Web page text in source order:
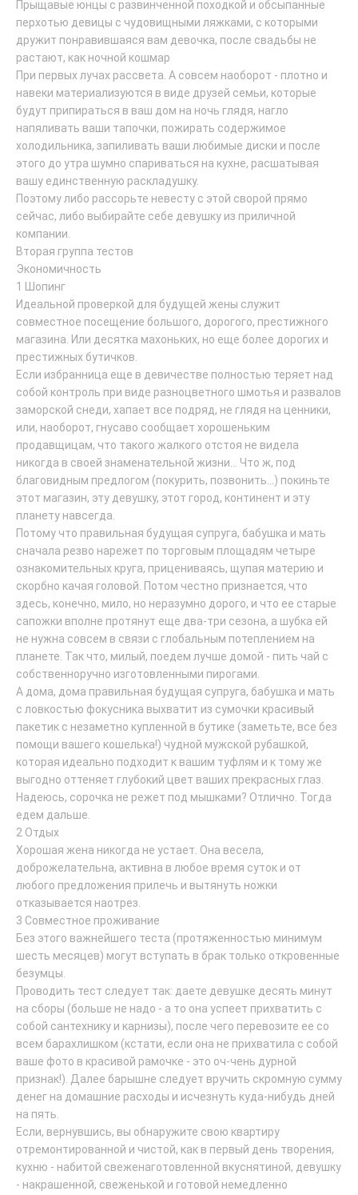
Прыщавые юнцы с развинченной походкой и обсыпанные
перхотью девицы с чудовищными ляжками, с которыми
дружит понравившаяся вам девочка, после свадьбы не
растают, как ночной кошмар
При первых лучах рассвета. А совсем наоборот - плотно и
навеки материализуются в виде друзей семьи, которые
будут припираться в ваш дом на ночь глядя, нагло
напяливать ваши тапочки, пожирать содержимое
холодильника, запиливать ваши любимые диски и после
этого до утра шумно спариваться на кухне, расшатывая
вашу единственную раскладушку.
Поэтому либо рассорьте невесту с этой сворой прямо
сейчас, либо выбирайте себе девушку из приличной
компании.
Вторая группа тестов
Экономичность
1 Шопинг
Идеальной проверкой для будущей жены служит
совместное посещение большого, дорогого, престижного
магазина. Или десятка махоньких, но еще более дорогих и
престижных бутичков.
Если избранница еще в девичестве полностью теряет над
собой контроль при виде разноцветного шмотья и развалов
заморской снеди, хапает все подряд, не глядя на ценники,
или, наоборот, гнусаво сообщает хорошеньким
продавщицам, что такого жалкого отстоя не видела
никогда в своей знаменательной жизни... Что ж, под
благовидным предлогом (покурить, позвонить...) покиньте
этот магазин, эту девушку, этот город, континент и эту
планету навсегда.
Потому что правильная будущая супруга, бабушка и мать
сначала резво нарежет по торговым площадям четыре
ознакомительных круга, прицениваясь, щупая материю и
скорбно качая головой. Потом честно признается, что
здесь, конечно, мило, но неразумно дорого, и что ее старые
сапожки вполне протянут еще два-три сезона, а шубка ей
не нужна совсем в связи с глобальным потеплением на
планете. Так что, милый, поедем лучше домой - пить чай с
собственноручно изготовленными пирогами.
А дома, дома правильная будущая супруга, бабушка и мать
с ловкостью фокусника выхватит из сумочки красивый
пакетик с незаметно купленной в бутике (заметьте, все без
помощи вашего кошелька!) чудной мужской рубашкой,
которая идеально подходит к вашим туфлям и к тому же
выгодно оттеняет глубокий цвет ваших прекрасных глаз.
Надеюсь, сорочка не режет под мышками? Отлично. Тогда
едем дальше.
2 Отдых
Хорошая жена никогда не устает. Она весела,
доброжелательна, активна в любое время суток и от
любого предложения прилечь и вытянуть ножки
отказывается наотрез.
3 Совместное проживание
Без этого важнейшего теста (протяженностью минимум
шесть месяцев) могут вступать в брак только откровенные
безумцы.
Проводить тест следует так: даете девушке десять минут
на сборы (больше не надо - а то она успеет прихватить с
собой сантехнику и карнизы), после чего перевозите ее со
всем барахлишком (кстати, если она не прихватила с собой
ваше фото в красивой рамочке - это оч-чень дурной
признак!). Далее барышне следует вручить скромную сумму
денег на домашние расходы и исчезнуть куда-нибудь дней
на пять.
Если, вернувшись, вы обнаружите свою квартиру
отремонтированной и чистой, как в первый день творения,
кухню - набитой свеженаготовленной вкуснятиной, девушку
- накрашенной, свеженькой и готовой немедленно